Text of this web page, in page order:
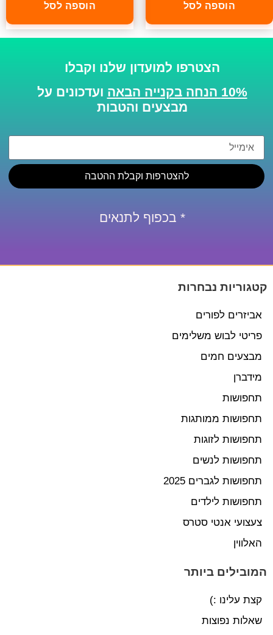
הוספה לסל הוספה לסל
הצטרפו למועדון שלנו וקבלו
10% הנחה בקנייה הבאה
ועדכונים על
מבצעים והטבות
להצטרפות וקבלת ההטבה
* בכפוף לתנאים
קטגוריות נבחרות
אביזרים לפורים
פריטי לבוש משלימים
מבצעים חמים
מידברן
תחפושות
תחפושות ממותגות
תחפושות לזוגות
תחפושות לנשים
תחפושות לגברים 2025
תחפושות לילדים
צעצועי אנטי סטרס
האלווין
המובילים ביותר
קצת עלינו :)
שאלות נפוצות